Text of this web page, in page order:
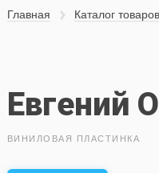
Главная Каталог товаров
Евгений
ВИНИЛОВАЯ ПЛАСТИНКА